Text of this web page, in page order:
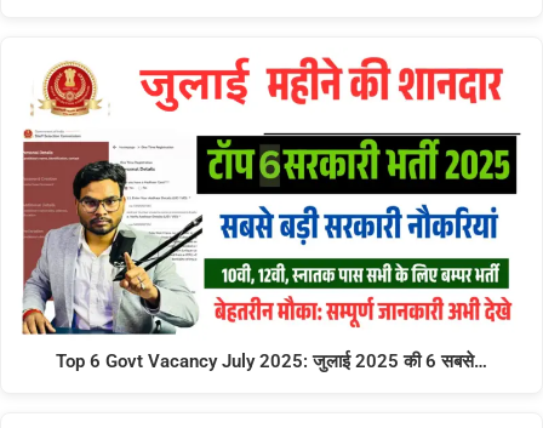
Top 6 Govt Vacancy July 2025: जुलाई 2025 की 6 सबसे…